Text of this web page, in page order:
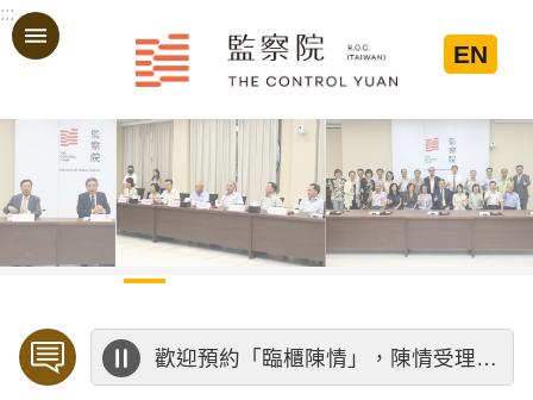
跳到主要內容區塊
:::
EN
歡迎預約「臨櫃陳情」，陳情受理中心將優先排定人員與您接談，釐清案情爭點後收案處理，以節省您的寶貴時間。